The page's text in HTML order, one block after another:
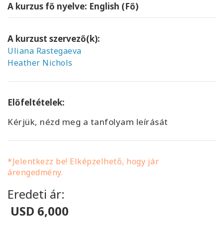
A kurzus fő nyelve: English (Fő)
A kurzust szervező(k):
Uliana Rastegaeva
Heather Nichols
Előfeltételek:
Kérjük, nézd meg a tanfolyam leírását
*Jelentkezz be! Elképzelhető, hogy jár
árengedmény.
Eredeti ár:
USD 6,000